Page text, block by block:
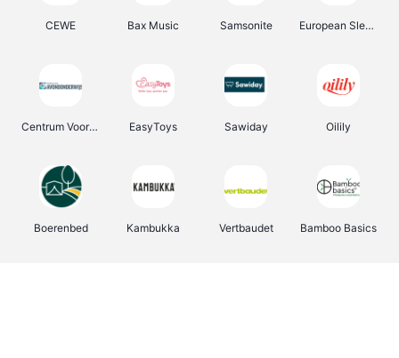
CEWE Bax Music Samsonite European Sleeper
Centrum Voor Avondonderwijs EasyToys Sawiday Oilily
Boerenbed Kambukka Vertbaudet Bamboo Basics